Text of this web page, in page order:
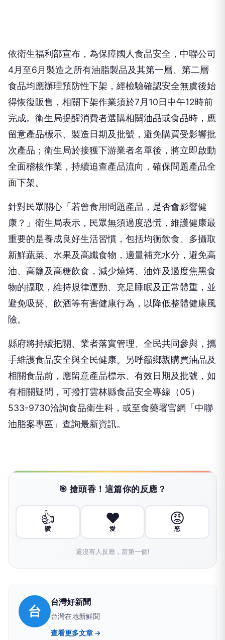
依衛生福利部宣布，為保障國人食品安全，中聯公司
4月至6月製造之所有油脂製品及其第一層、第二層
食品均應辦理預防性下架，經檢驗確認安全無虞後始
得恢復販售，相關下架作業須於7月10日中午12時前
完成。衛生局提醒消費者選購相關油品或食品時，應
留意產品標示、製造日期及批號，避免購買受影響批
次產品；衛生局於接獲下游業者名單後，將立即啟動
全面稽核作業，持續追查產品流向，確保問題產品全
面下架。
針對民眾關心「若曾食用問題產品，是否會影響健
康？」衛生局表示，民眾無須過度恐慌，維護健康最
重要的是養成良好生活習慣，包括均衡飲食、多攝取
新鮮蔬菜、水果及高纖食物，適量補充水分，避免高
油、高鹽及高糖飲食，減少燒烤、油炸及過度焦黑食
物的攝取，維持規律運動、充足睡眠及正常體重，並
避免吸菸、飲酒等有害健康行為，以降低整體健康風
險。
縣府將持續把關、業者落實管理、全民共同參與，攜
手維護食品安全與全民健康。另呼籲鄉親購買油品及
相關食品前，應留意產品標示、有效日期及批號，如
有相關疑問，可撥打雲林縣食品安全專線（05）
533-9730洽詢食品衛生科，或至食藥署官網「中聯
油脂案專區」查詢最新資訊。
🎯 搶頭香！這篇你的反應？
👍
讚
❤️
愛
😡
怒
還沒有人反應，當第一個!
台
台灣好新聞
台灣在地新鮮聞
查看更多文章 →